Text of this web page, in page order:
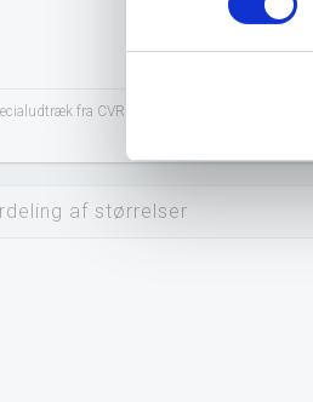
fra CVR.
af størrelser